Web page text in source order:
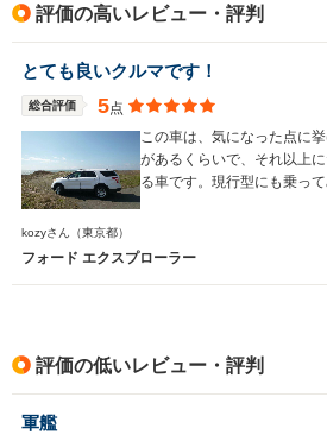
評価の高いレビュー・評判
とても良いクルマです！
総合評価 5点
この車は、気になった点に
があるくらいで、それ以上
る車です。現行型にも乗って
kozyさん （東京都）
フォード エクスプローラー
評価の低いレビュー・評判
軍艦